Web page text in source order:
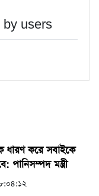
by users
ধারণ করে সবাইকে
পানিসম্পদ মন্ত্রী